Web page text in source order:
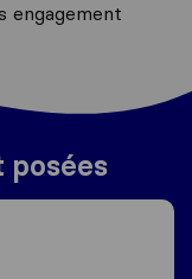
engagement
posées